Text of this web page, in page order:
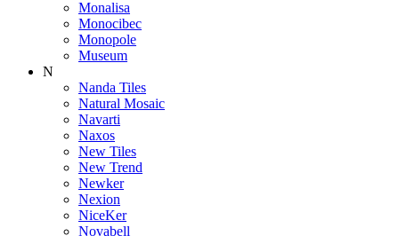
Monalisa
Monocibec
Monopole
Museum
N
Nanda Tiles
Natural Mosaic
Navarti
Naxos
New Tiles
New Trend
Newker
Nexion
NiceKer
Novabell